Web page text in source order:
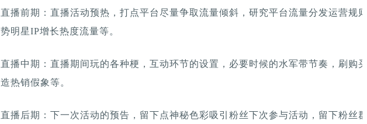
直播前期：直播活动预热，打点平台尽量争取流量倾斜，研究平台流量分发运营规
势明星IP增长热度流量等。
直播中期：直播期间玩的各种梗，互动环节的设置，必要时候的水军带节奏，刷购
造热销假象等。
直播后期：下一次活动的预告，留下点神秘色彩吸引粉丝下次参与活动，留下粉丝